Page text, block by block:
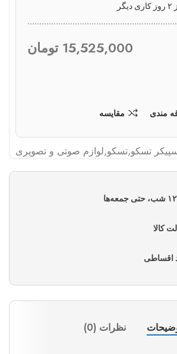
15,525,000 تومان
مندی مقایسه
تسکو,تسکو,لوازم صوتی و تصویری
کالا
اقساطی
نظرات (0)